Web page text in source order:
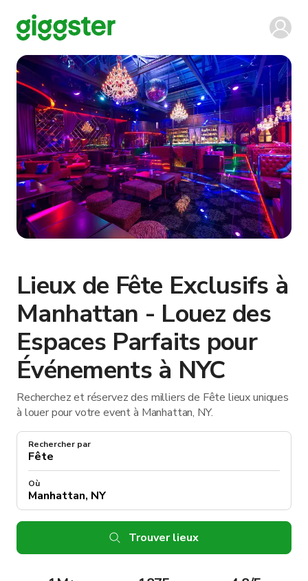
Lieux de Fête Exclusifs à
Manhattan - Louez des
Espaces Parfaits pour
Événements à NYC
Recherchez et réservez des milliers de Fête lieux uniques
à louer pour votre event à Manhattan, NY.
Rechercher par
Où
Trouver lieux